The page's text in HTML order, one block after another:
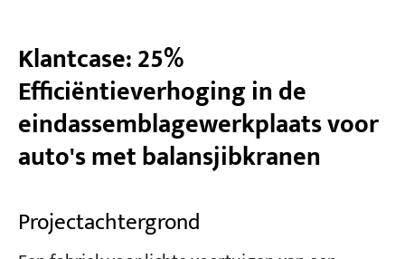
Klantcase: 25%
Efficiëntieverhoging in de
eindassemblagewerkplaats voor
auto's met balansjibkranen
Projectachtergrond